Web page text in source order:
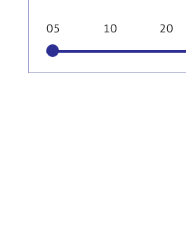
05 10 20